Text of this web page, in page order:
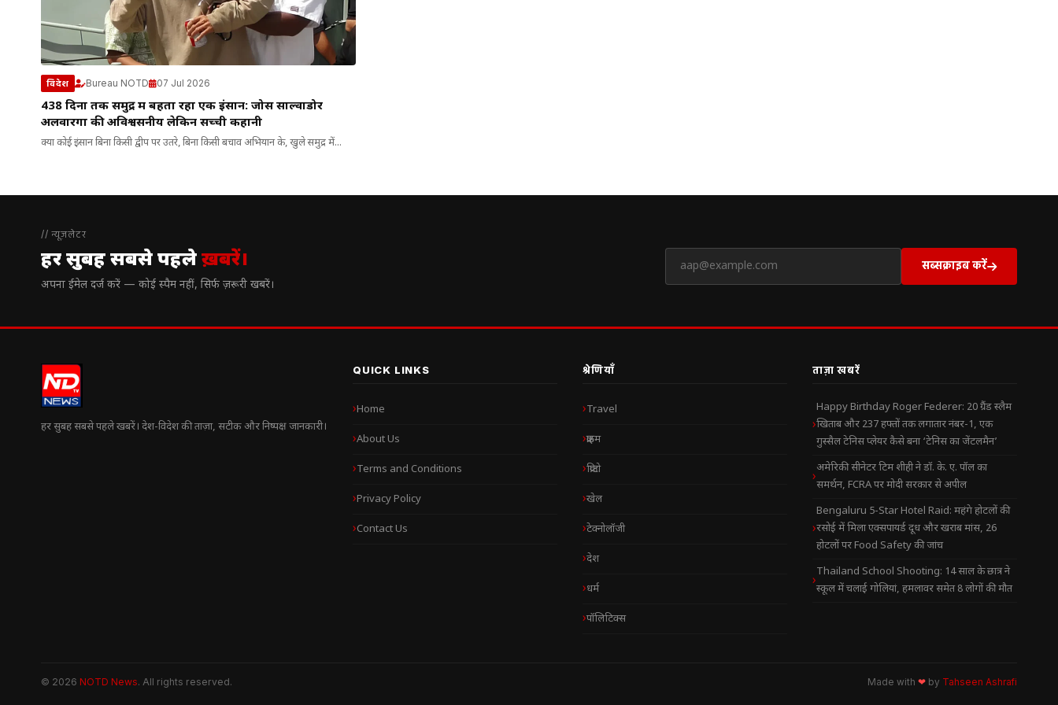
विदेश Bureau NOTD 07 Jul 2026
438 दिनों तक समुद्र में बहता रहा एक इंसान: जोस साल्वाडोर
अलवारेंगा की अविश्वसनीय लेकिन सच्ची कहानी
क्या कोई इंसान बिना किसी द्वीप पर उतरे, बिना किसी बचाव अभियान के, खुले समुद्र में...
// न्यूज़लेटर
हर सुबह सबसे पहलेख़बरें।
अपना ईमेल दर्ज करें — कोई स्पैम नहीं, सिर्फ ज़रूरी खबरें।
सब्सक्राइब करें
हर सुबह सबसे पहले खबरें। देश-विदेश की ताज़ा, सटीक और निष्पक्ष जानकारी।
QUICK LINKS
Home
About Us
Terms and Conditions
Privacy Policy
Contact Us
श्रेणियाँ
Travel
क्राइम
क्रिप्टो
खेल
टेक्नोलॉजी
देश
धर्म
पॉलिटिक्स
ताज़ा खबरें
Happy Birthday Roger Federer: 20 ग्रैंड स्लैम
खिताब और 237 हफ्तों तक लगातार नंबर-1, एक
गुस्सैल टेनिस प्लेयर कैसे बना ‘टेनिस का जेंटलमैन’
अमेरिकी सीनेटर टिम शीही ने डॉ. के. ए. पॉल का
समर्थन, FCRA पर मोदी सरकार से अपील
Bengaluru 5-Star Hotel Raid: महंगे होटलों की
रसोई में मिला एक्सपायर्ड दूध और खराब मांस, 26
होटलों पर Food Safety की जांच
Thailand School Shooting: 14 साल के छात्र ने
स्कूल में चलाई गोलियां, हमलावर समेत 8 लोगों की मौत
© 2026 NOTD News. All rights reserved. Made with ❤ by Tahseen Ashrafi